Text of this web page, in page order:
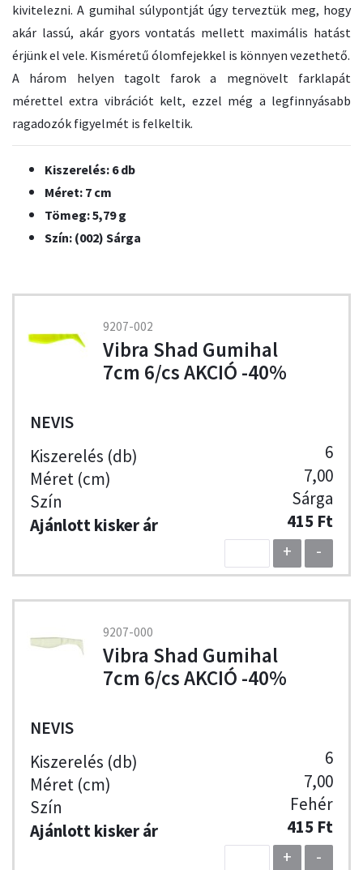
kivitelezni. A gumihal súlypontját úgy terveztük meg, hogy
akár lassú, akár gyors vontatás mellett maximális hatást
érjünk el vele. Kisméretű ólomfejekkel is könnyen vezethető.
A három helyen tagolt farok a megnövelt farklapát
mérettel extra vibrációt kelt, ezzel még a legfinnyásabb
ragadozók figyelmét is felkeltik.
Kiszerelés: 6 db
Méret: 7 cm
Tömeg: 5,79 g
Szín: (002) Sárga
9207-002
Vibra Shad Gumihal
7cm 6/cs AKCIÓ -40%
NEVIS
6
7,00
Sárga
415 Ft
+
-
9207-000
Vibra Shad Gumihal
7cm 6/cs AKCIÓ -40%
NEVIS
6
7,00
Fehér
415 Ft
+
-